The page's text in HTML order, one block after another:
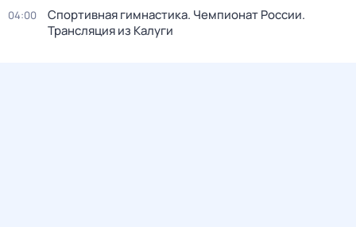
04:00
Спортивная гимнастика. Чемпионат России.
Трансляция из Калуги